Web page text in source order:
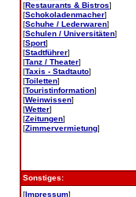
[Restaurants & Bistros]
[Schokoladenmacher]
[Schuhe / Lederwaren]
[Schulen / Universitäten]
[Sport]
[Stadtführer]
[Tanz / Theater]
[Taxis - Stadtauto]
[Toiletten]
[Touristinformation]
[Weinwissen]
[Wetter]
[Zeitungen]
[Zimmervermietung]
Sonstiges:
[Impressum]